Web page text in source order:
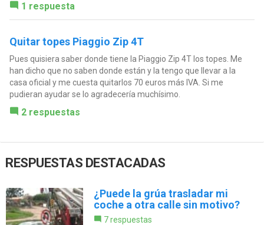
1 respuesta
Quitar topes Piaggio Zip 4T
Pues quisiera saber donde tiene la Piaggio Zip 4T los topes. Me
han dicho que no saben donde están y la tengo que llevar a la
casa oficial y me cuesta quitarlos 70 euros más IVA. Si me
pudieran ayudar se lo agradecería muchísimo.
2 respuestas
RESPUESTAS DESTACADAS
¿Puede la grúa trasladar mi
coche a otra calle sin motivo?
7 respuestas